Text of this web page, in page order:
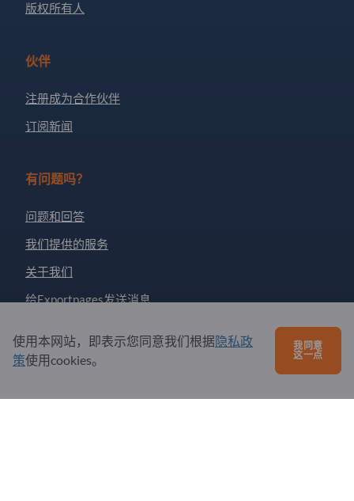
版权所有人
伙伴
注册成为合作伙伴
订阅新闻
有问题吗？
问题和回答
我们提供的服务
关于我们
给Exportpages发送消息
Exportpages International Network
Becker-Göring-Straße 15
使用本网站，即表示您同意我们根据隐私政
策使用cookies。
我同意
这一点